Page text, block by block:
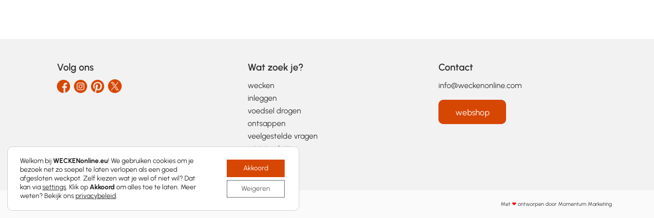
Volg ons Wat zoek je?
wecken
inleggen
voedsel drogen
ontsappen
veelgestelde vragen
wist-je-datjes
Contact
info@weckenonline.com
webshop
Met ❤ontworpen door Momentum Marketing
Welkom bijWECKENonline.eu! We gebruiken cookies om je
bezoek net zo soepel te laten verlopen als een goed
afgesloten weckpot. Zelf kiezen wat je wel of niet wil? Dat
kan viasettings. Klik opAkkoord om alles toe te laten. Meer
weten? Bekijk onsprivacybeleid.
Akkoord
Weigeren